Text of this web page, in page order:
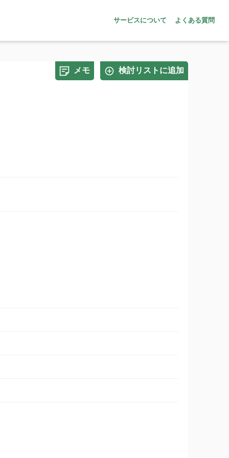
サービスについて よくある質問
メモ 検討リストに追加